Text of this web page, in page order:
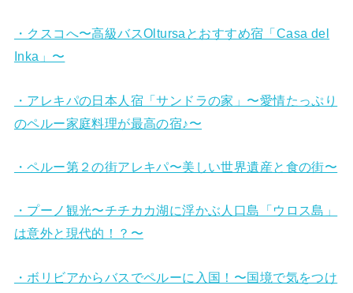
・クスコへ〜高級バスOltursaとおすすめ宿「Casa del
Inka」〜
・アレキパの日本人宿「サンドラの家」〜愛情たっぷり
のペルー家庭料理が最高の宿♪〜
・ペルー第２の街アレキパ〜美しい世界遺産と食の街〜
・プーノ観光〜チチカカ湖に浮かぶ人口島「ウロス島」
は意外と現代的！？〜
・ボリビアからバスでペルーに入国！〜国境で気をつけ